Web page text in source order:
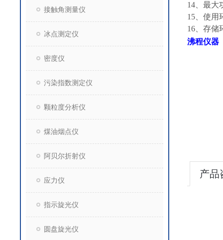
接触角测量仪
冰点测定仪
密度仪
污染指数测定仪
颗粒度分析仪
煤油烟点仪
阿贝尔折射仪
应力仪
指示旋光仪
圆盘旋光仪
14、最大
15、使用
16、存储
沸程仪器
产品